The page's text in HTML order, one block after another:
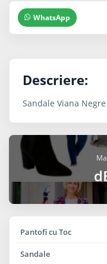
WhatsApp
Descriere:
Sandale Viana Negre
Pantofi cu Toc
Sandale